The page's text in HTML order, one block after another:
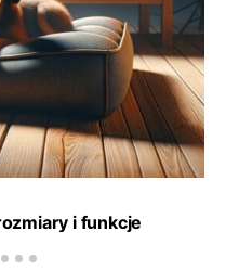
i funkcje